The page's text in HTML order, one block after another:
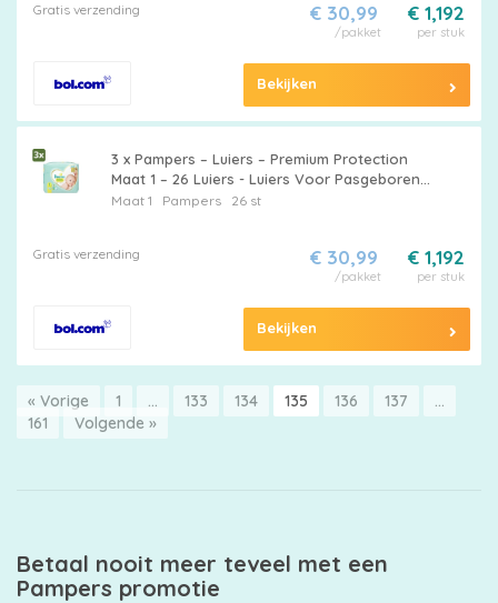
Gratis verzending € 1,192
per stuk
€ 30,99
/pakket
Bekijken
3 x Pampers – Luiers – Premium Protection
Maat 1 – 26 Luiers - Luiers Voor Pasgeboren
Baby's - Zachte Luier - Navelvriendelijke Luier
Maat 1 Pampers26 st
Gratis verzending € 1,192
per stuk
€ 30,99
/pakket
Bekijken
« Vorige 1 … 133 134 135 136 137
…
161
Volgende »
Betaal nooit meer teveel met een
Pampers promotie